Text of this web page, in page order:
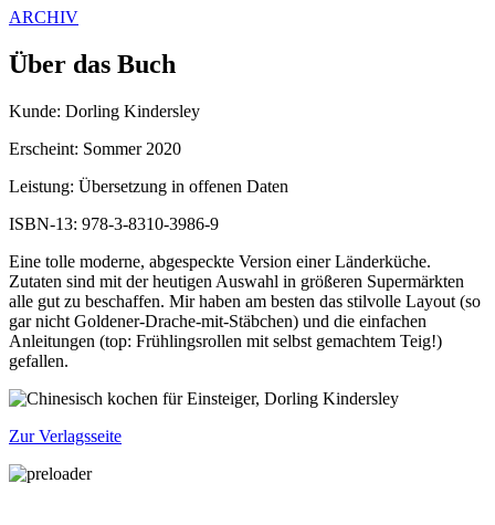
ARCHIV
Über das Buch
Kunde: Dorling Kindersley
Erscheint: Sommer 2020
Leistung: Übersetzung in offenen Daten
ISBN-13: 978-3-8310-3986-9
Eine tolle moderne, abgespeckte Version einer Länderküche.
Zutaten sind mit der heutigen Auswahl in größeren Supermärkten
alle gut zu beschaffen. Mir haben am besten das stilvolle Layout (so
gar nicht Goldener-Drache-mit-Stäbchen) und die einfachen
Anleitungen (top: Frühlingsrollen mit selbst gemachtem Teig!)
gefallen.
Zur Verlagsseite